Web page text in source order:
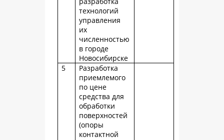
технологий
управления
их
численностью
в городе
Новосибирске
5
Разработка
приемлемого
по цене
средства для
обработки
поверхностей
(опоры
контактной